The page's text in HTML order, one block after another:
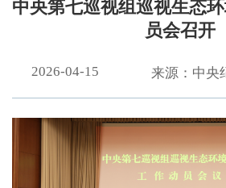
中央第七巡视组巡视生态
员会召开
2026-04-15 来源：中央